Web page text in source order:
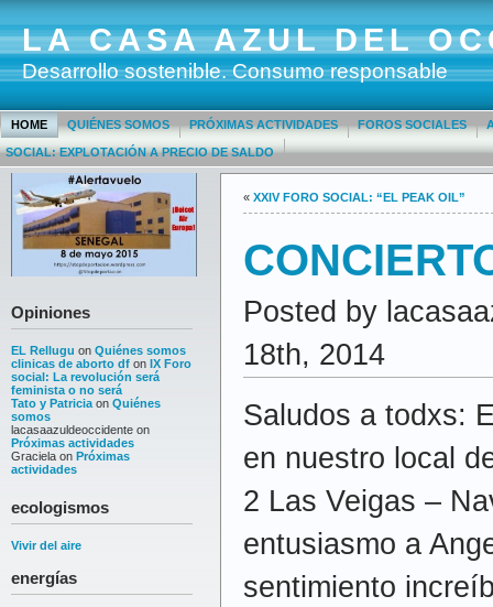
LA CASA AZUL DEL
Desarrollo sostenible. Consumo responsable
HOME QUIÉNES SOMOS PRÓXIMAS ACTIVIDADES FOROS SOCIALES
SOCIAL: EXPLOTACIÓN A PRECIO DE SALDO
Opiniones
EL Rellugu on Quiénes somos
clinicas de aborto df on IX Foro
social: La revolución será
feminista o no será
Tato y Patricia on Quiénes
somos
lacasaazuldeoccidente on
Próximas actividades
Graciela on Próximas
actividades
ecologismos
Vivir del aire
energías
« XXIV FORO SOCIAL: “EL PEAK OIL”
Posted by
18th, 2014
Saludos a todxs:
en nuestro local
2 Las Veigas –
entusiasmo a
sentimiento